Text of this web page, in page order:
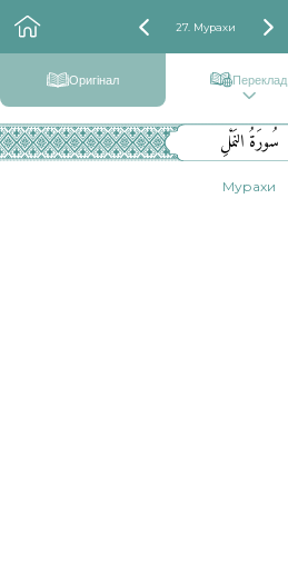
27. Мурахи
Оригінал Переклад
سُورَةُ النَمْلِ
Мурахи